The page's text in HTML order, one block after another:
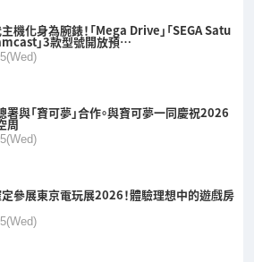
機化身為腕錶！「Mega Drive」「SEGA Satu
」3款型號開放預…
署與「寶可夢」合作。與寶可夢一同慶祝2026
周
定參展東京電玩展2026！體驗理想中的遊戲房